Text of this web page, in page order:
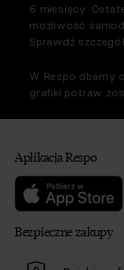
6 miesięcy.
możliwość
Sprawdź
W Respo dbamy
grafiki potraw
Aplikacja Respo
Bezpieczne zakupy